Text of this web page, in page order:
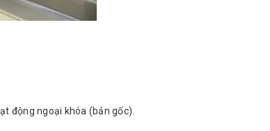
động ngoại khóa (bản gốc).